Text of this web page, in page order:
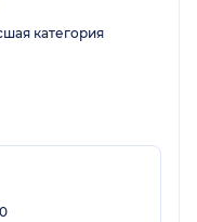
категория